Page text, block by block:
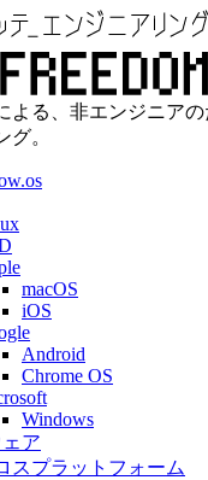
よる、非エンジニア
グ。
macOS
iOS
Android
Chrome OS
Windows
ア
スプラットフォーム